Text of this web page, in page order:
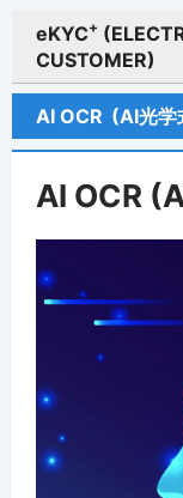
eKYC+
CUSTOMER)
AI OCR (AI光学
AI OCR